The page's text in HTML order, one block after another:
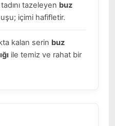
tazeleyen buz
içimi hafifletir.
kalan serin buz
ile temiz ve rahat bir